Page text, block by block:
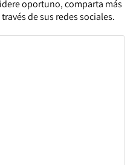
oportuno, comparta más
de sus redes sociales.